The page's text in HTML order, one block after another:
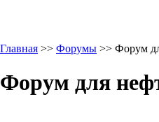
Главная >> Форумы >> Форум
Форум для